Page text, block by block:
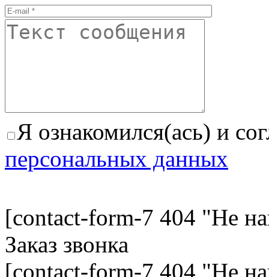
Я ознакомился(ась) и
персональных данных
[contact-form-7 404 "Не
Заказ звонка
[contact-form-7 404 "Не